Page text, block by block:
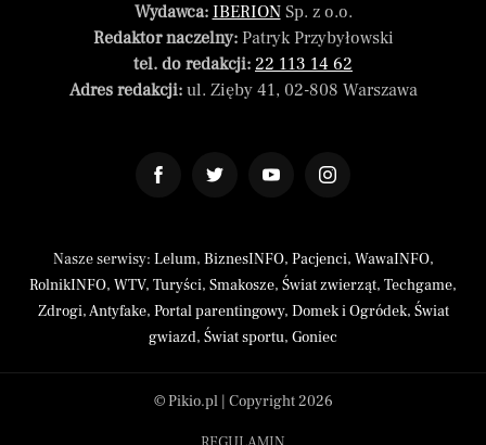
Wydawca: IBERIONSp. z o.o.
Redaktor naczelny:Patryk Przybyłowski
tel. do redakcji: 22 113 14 62
Adres redakcji:ul. Zięby 41, 02-808 Warszawa
Nasze serwisy: Lelum, BiznesINFO, Pacjenci, WawaINFO,
RolnikINFO, WTV, Turyści, Smakosze, Świat zwierząt, Techgame,
Zdrogi,Antyfake, Portal parentingowy, Domek i Ogródek, Świat
gwiazd, Świat sportu, Goniec
© Pikio.pl | Copyright 2026